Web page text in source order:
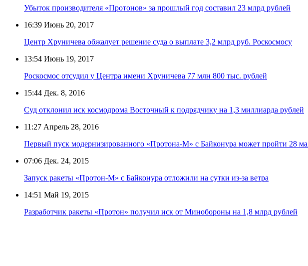
Убыток производителя «Протонов» за прошлый год составил 23 млрд рублей
16:39 Июнь 20, 2017
Центр Хруничева обжалует решение суда о выплате 3,2 млрд руб. Роскосмосу
13:54 Июнь 19, 2017
Роскосмос отсудил у Центра имени Хруничева 77 млн 800 тыс. рублей
15:44 Дек. 8, 2016
Суд отклонил иск космодрома Восточный к подрядчику на 1,3 миллиарда рублей
11:27 Апрель 28, 2016
Первый пуск модернизированного «Протона-М» с Байконура может пройти 28
07:06 Дек. 24, 2015
Запуск ракеты «Протон-М» с Байконура отложили на сутки из-за ветра
14:51 Май 19, 2015
Разработчик ракеты «Протон» получил иск от Минобороны на 1,8 млрд рублей